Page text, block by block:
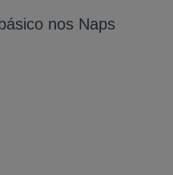
nos Naps